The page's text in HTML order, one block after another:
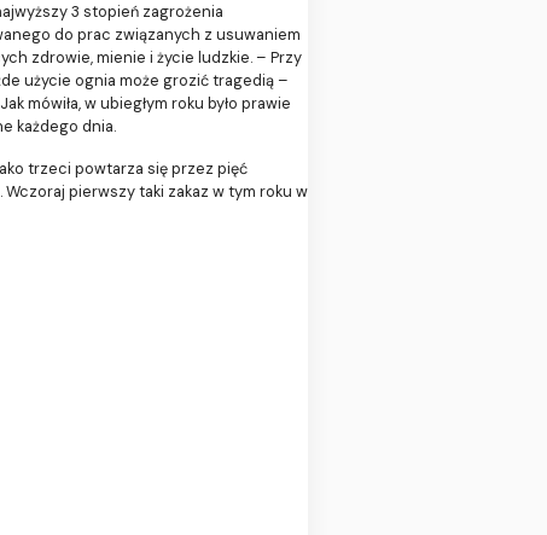
3 stopień zagrożenia
do prac związanych z usuwaniem
zdrowie, mienie i życie ludzkie. – Przy
użycie ognia może grozić tragedią –
mówiła, w ubiegłym roku było prawie
każdego dnia.
trzeci powtarza się przez pięć
pierwszy taki zakaz w tym roku w